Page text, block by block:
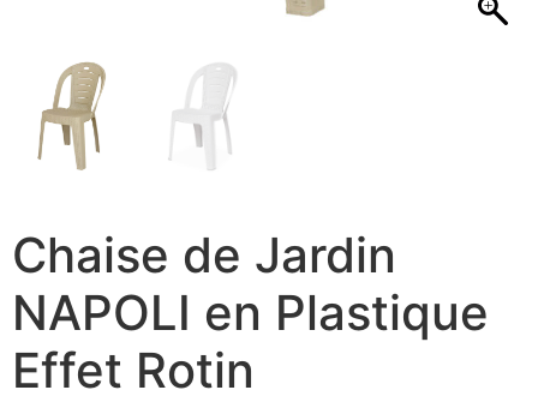
Chaise de Jardin
NAPOLI en Plastique
Effet Rotin